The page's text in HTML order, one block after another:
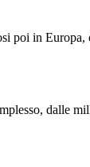
poi in
dalle